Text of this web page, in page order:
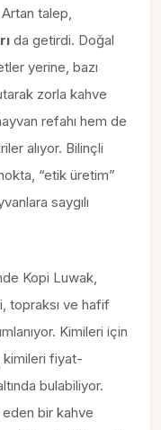
talep,
da getirdi. Doğal
yerine, bazı
zorla kahve
refahı hem de
alıyor. Bilinçli
“etik üretim”
saygılı
Kopi Luwak,
topraksı ve hafif
Kimileri için
kimileri fiyat-
bulabiliyor.
bir kahve